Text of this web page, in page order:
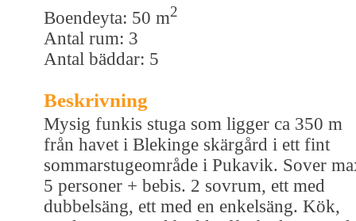
Boendeyta: 50 m2
Antal rum: 3
Antal bäddar: 5
Beskrivning
Mysig funkis stuga som ligger ca 350 m
från havet i Blekinge skärgård i ett fint
sommarstugeområde i Pukavik. Sover
5 personer + bebis. 2 sovrum, ett med
dubbelsäng, ett med en enkelsäng. Kök,